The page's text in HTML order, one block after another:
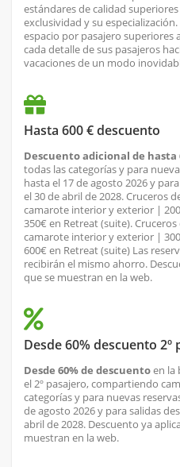
estándares de calidad
exclusividad y su
espacio por pasajero superiores
cada detalle de sus pasajeros
vacaciones de un modo
Hasta 600 € descuento
Descuento adicional de hasta
todas las categorías y para
hasta el 17 de agosto 2026 y
el 30 de abril de 2028. Cruceros
camarote interior y exterior |
350€ en Retreat (suite).
camarote interior y exterior |
600€ en Retreat (suite) Las
recibirán el mismo ahorro.
que se muestran en la web.
Desde 60% descuento 2º
Desde 60% de descuentoen la
el 2º pasajero, compartiendo
categorías y para nuevas
de agosto 2026 y para salidas
abril de 2028. Descuento ya
muestran en la web.